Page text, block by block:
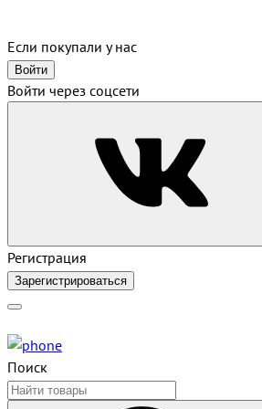
Если покупали у нас
Войти
Войти через соцсети
Регистрация
Зарегистрироваться
Поиск